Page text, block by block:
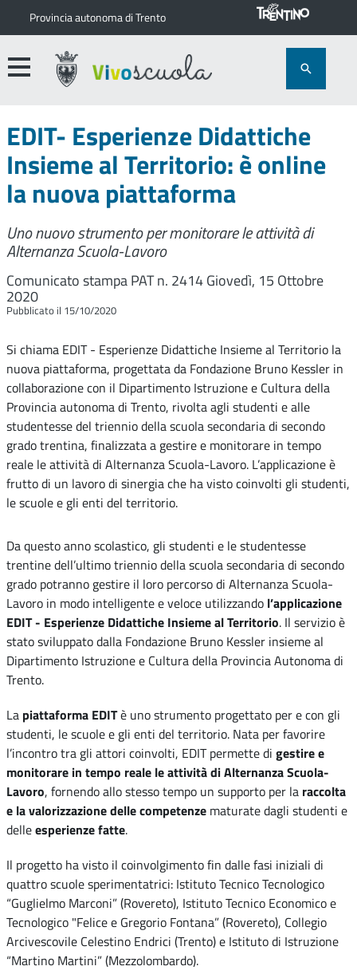
Provincia autonoma di Trento
EDIT- Esperienze Didattiche
Insieme al Territorio: è online
la nuova piattaforma
Uno nuovo strumento per monitorare le attività di
Alternanza Scuola-Lavoro
Comunicato stampa PAT n. 2414Giovedì, 15 Ottobre
2020
Pubblicato il 15/10/2020
Si chiama EDIT - Esperienze Didattiche Insieme al Territorio la
nuova piattaforma, progettata da Fondazione Bruno Kessler in
collaborazione con il Dipartimento Istruzione e Cultura della
Provincia autonoma di Trento, rivolta agli studenti e alle
studentesse del triennio della scuola secondaria di secondo
grado trentina, finalizzata a gestire e monitorare in tempo
reale le attività di Alternanza Scuola-Lavoro. L’applicazione è
frutto di un lavoro di sinergia che ha visto coinvolti gli studenti,
le scuole e gli enti del territorio.
Da questo anno scolastico, gli studenti e le studentesse
trentine dell’ultimo triennio della scuola secondaria di secondo
grado potranno gestire il loro percorso di Alternanza Scuola-
Lavoro in modo intelligente e veloce utilizzando l’applicazione
EDIT - Esperienze Didattiche Insieme al Territorio. Il servizio è
stato sviluppato dalla Fondazione Bruno Kessler insieme al
Dipartimento Istruzione e Cultura della Provincia Autonoma di
Trento.
La piattaforma EDITè uno strumento progettato per e con gli
studenti, le scuole e gli enti del territorio. Nata per favorire
l’incontro tra gli attori coinvolti, EDIT permette di gestire e
monitorare in tempo reale le attività di Alternanza Scuola-
Lavoro, fornendo allo stesso tempo un supporto per la raccolta
e la valorizzazione delle competenze maturate dagli studenti e
delleesperienze fatte.
Il progetto ha visto il coinvolgimento fin dalle fasi iniziali di
quattro scuole sperimentatrici: Istituto Tecnico Tecnologico
“Guglielmo Marconi” (Rovereto), Istituto Tecnico Economico e
Tecnologico "Felice e Gregorio Fontana” (Rovereto), Collegio
Arcivescovile Celestino Endrici (Trento) e Istituto di Istruzione
“Martino Martini” (Mezzolombardo).